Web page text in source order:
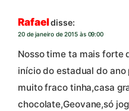
Rafaeldisse:
20 de janeiro de 2015 às 09:00
Nosso time ta mais forte
início do estadual do
muito fraco tinha,casa
chocolate,Geovane,só